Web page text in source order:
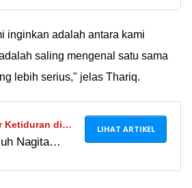
bekas gigitan
Silakan
deh..
inginkan adalah antara kami
saling mengenal satu sama
lebih serius," jelas Thariq.
Ketiduran di
Karena
Nagita
LIHAT ARTIKEL